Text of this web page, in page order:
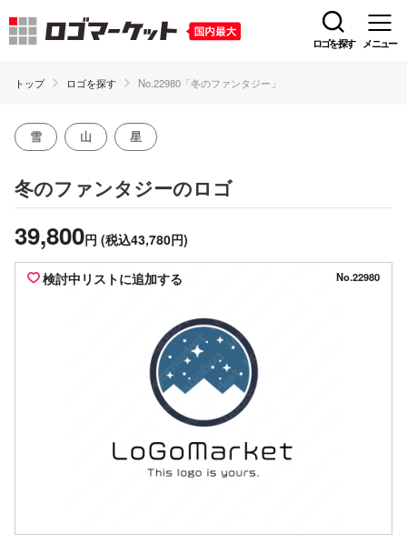
ロゴを探す メニュー
トップ ロゴを探す No.22980「冬のファンタジー」
雪 山 星
冬のファンタジーのロゴ
39,800円 (税込43,780円)
検討中リストに追加する No.22980